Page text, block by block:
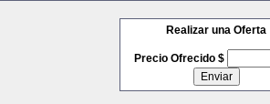
Realizar una Oferta
Precio Ofrecido $